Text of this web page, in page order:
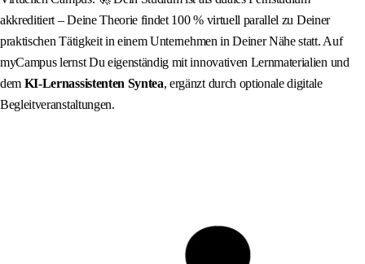
akkreditiert – Deine Theorie findet 100 % virtuell parallel zu Deiner
praktischen Tätigkeit in einem Unternehmen in Deiner Nähe statt. Auf
myCampus lernst Du eigenständig mit innovativen Lernmaterialien und
dem KI‑Lernassistenten Syntea, ergänzt durch optionale digitale
Begleitveranstaltungen.